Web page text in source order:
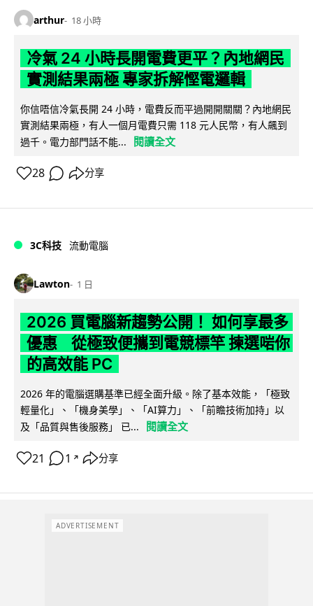
arthur 18 小時
冷氣 24 小時長開電費更平？內地網民
實測結果兩極 專家拆解慳電邏輯
你信唔信冷氣長開 24 小時，電費反而平過開開關關？內地網民
實測結果兩極，有人一個月電費只需 118 元人民幣，有人飆到
過千。電力部門話不能...
閱讀全文
28 分享
3C科技 流動電腦
Lawton 1 日
2026 買電腦新趨勢公開！ 如何享最多
優惠 從極致便攜到電競標竿 揀選啱你
的高效能 PC
2026 年的電腦選購基準已經全面升級。除了基本效能，「極致
輕量化」、「機身美學」、「AI算力」、「前瞻技術加持」以
及「品質與售後服務」 已...
閱讀全文
21 1 ↗ 分享
ADVERTISEMENT